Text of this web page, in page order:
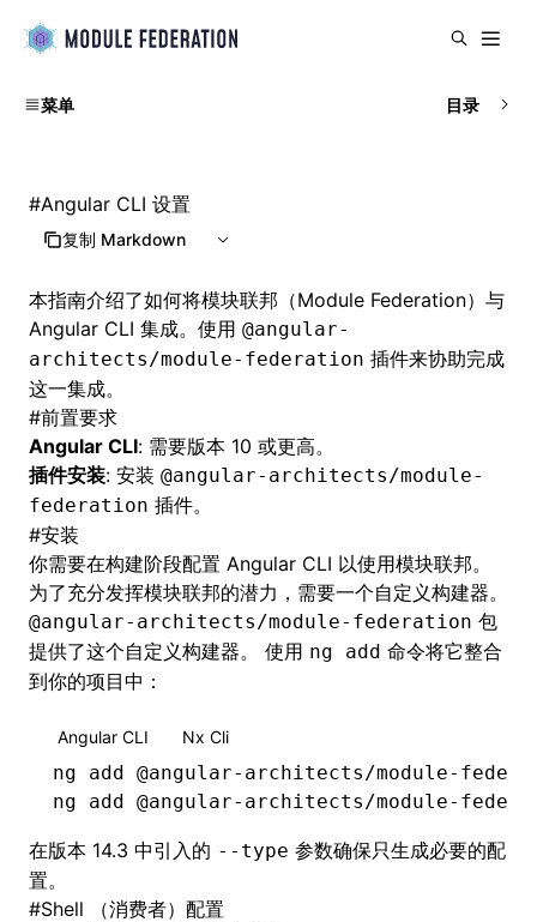
菜单 目录
#Angular CLI 设置
复制 Markdown
本指南介绍了如何将模块联邦（Module Federation）与
Angular CLI 集成。使用 @angular-
architects/module-federation 插件来协助完成
这一集成。
#前置要求
Angular CLI: 需要版本 10 或更高。
插件安装: 安装 @angular-architects/module-
federation 插件。
#安装
你需要在构建阶段配置 Angular CLI 以使用模块联邦。
为了充分发挥模块联邦的潜力，需要一个自定义构建器。
@angular-architects/module-federation 包
提供了这个自定义构建器。 使用 ng add 命令将它整合
到你的项目中：
Angular CLI Nx Cli
ng add @angular-architects/module-
ng add @angular-architects/module-
在版本 14.3 中引入的 --type 参数确保只生成必要的配
置。
#Shell （消费者）配置